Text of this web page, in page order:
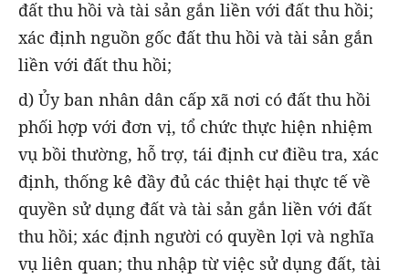
đất thu hồi và tài sản gắn liền với đất thu hồi;
xác định nguồn gốc đất thu hồi và tài sản gắn
liền với đất thu hồi;
d) Ủy ban nhân dân cấp xã nơi có đất thu hồi
phối hợp với đơn vị, tổ chức thực hiện nhiệm
vụ bồi thường, hỗ trợ, tái định cư điều tra, xác
định, thống kê đầy đủ các thiệt hại thực tế về
quyền sử dụng đất và tài sản gắn liền với đất
thu hồi; xác định người có quyền lợi và nghĩa
vụ liên quan; thu nhập từ việc sử dụng đất, tài